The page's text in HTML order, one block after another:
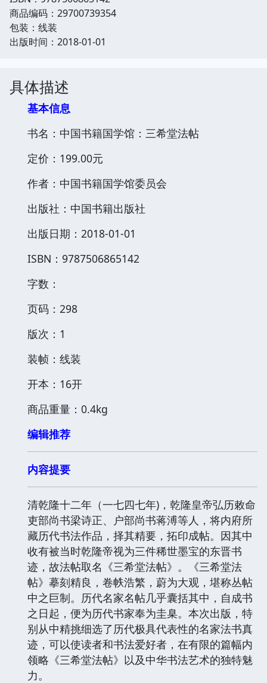
商品编码：29700739354
包装：线装
出版时间：2018-01-01
具体描述
基本信息
书名：中国书籍国学馆：三希堂法帖
定价：199.00元
作者：中国书籍国学馆委员会
出版社：中国书籍出版社
出版日期：2018-01-01
ISBN：9787506865142
字数：
页码：298
版次：1
装帧：线装
开本：16开
商品重量：0.4kg
编辑推荐
内容提要
清乾隆十二年（一七四七年)，乾隆皇帝弘历敕命
吏部尚书梁诗正、户部尚书蒋溥等人，将内府所
藏历代书法作品，择其精要，拓印成帖。因其中
收有被当时乾隆帝视为三件稀世墨宝的东晋书
迹，故法帖取名《三希堂法帖》。《三希堂法
帖》摹刻精良，卷帙浩繁，蔚为大观，堪称丛帖
中之巨制。历代名家名帖几乎囊括其中，自成书
之日起，便为历代书家奉为圭臬。本次出版，特
别从中精挑细选了历代极具代表性的名家法书真
迹，可以使读者和书法爱好者，在有限的篇幅内
领略《三希堂法帖》以及中华书法艺术的独特魅
力。